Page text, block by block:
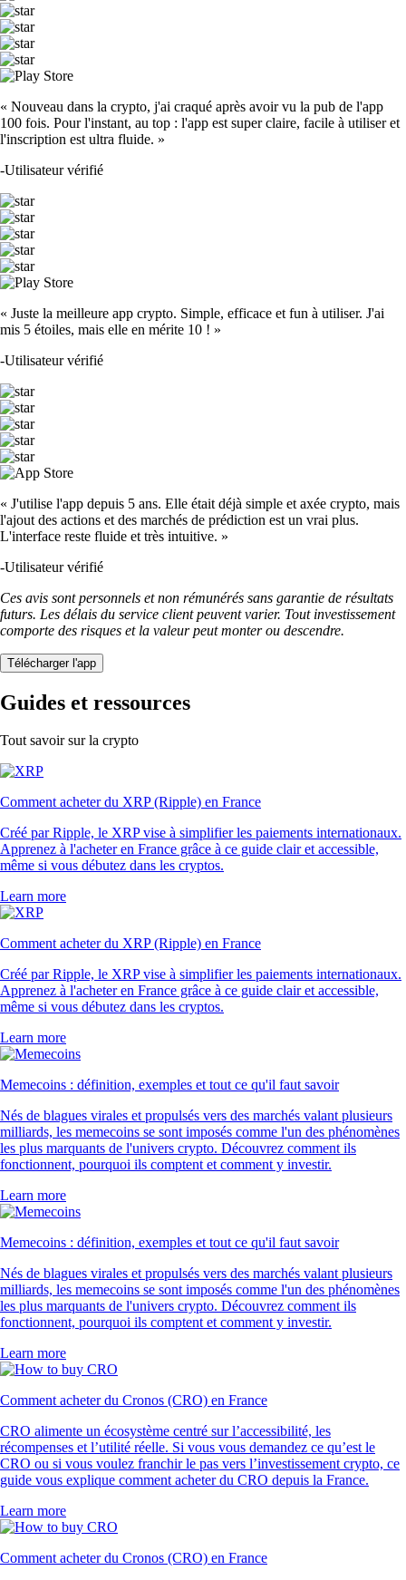
« Nouveau dans la crypto, j'ai craqué après avoir vu la pub de l'app
100 fois. Pour l'instant, au top : l'app est super claire, facile à utiliser et
l'inscription est ultra fluide. »
-Utilisateur vérifié
« Juste la meilleure app crypto. Simple, efficace et fun à utiliser. J'ai
mis 5 étoiles, mais elle en mérite 10 ! »
-Utilisateur vérifié
« J'utilise l'app depuis 5 ans. Elle était déjà simple et axée crypto, mais
l'ajout des actions et des marchés de prédiction est un vrai plus.
L'interface reste fluide et très intuitive. »
-Utilisateur vérifié
Ces avis sont personnels et non rémunérés sans garantie de résultats
futurs. Les délais du service client peuvent varier. Tout investissement
comporte des risques et la valeur peut monter ou descendre.
Télécharger l'app
Guides et ressources
Tout savoir sur la crypto
Comment acheter du XRP (Ripple) en France
Créé par Ripple, le XRP vise à simplifier les paiements internationaux.
Apprenez à l'acheter en France grâce à ce guide clair et accessible,
même si vous débutez dans les cryptos.
Learn more
Comment acheter du XRP (Ripple) en France
Créé par Ripple, le XRP vise à simplifier les paiements internationaux.
Apprenez à l'acheter en France grâce à ce guide clair et accessible,
même si vous débutez dans les cryptos.
Learn more
Memecoins : définition, exemples et tout ce qu'il faut savoir
Nés de blagues virales et propulsés vers des marchés valant plusieurs
milliards, les memecoins se sont imposés comme l'un des phénomènes
les plus marquants de l'univers crypto. Découvrez comment ils
fonctionnent, pourquoi ils comptent et comment y investir.
Learn more
Memecoins : définition, exemples et tout ce qu'il faut savoir
Nés de blagues virales et propulsés vers des marchés valant plusieurs
milliards, les memecoins se sont imposés comme l'un des phénomènes
les plus marquants de l'univers crypto. Découvrez comment ils
fonctionnent, pourquoi ils comptent et comment y investir.
Learn more
Comment acheter du Cronos (CRO) en France
CRO alimente un écosystème centré sur l’accessibilité, les
récompenses et l’utilité réelle. Si vous vous demandez ce qu’est le
CRO ou si vous voulez franchir le pas vers l’investissement crypto, ce
guide vous explique comment acheter du CRO depuis la France.
Learn more
Comment acheter du Cronos (CRO) en France